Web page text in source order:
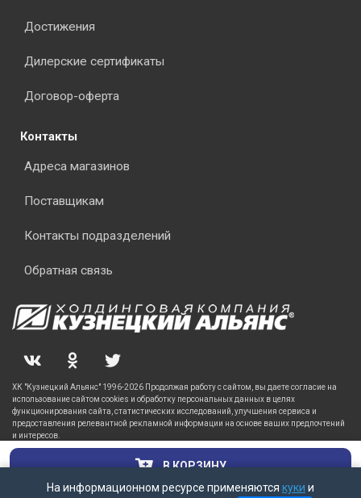
В КОРЗИНУ
На информационном ресурсе применяются куки и
Достижения
Дилерские сертификаты
Договор-оферта
Контакты
Адреса магазинов
Поставщикам
Контакты подразделений
Обратная связь
ХК "Кузнецкий Альянс" 1996-2026 Продолжая работу с сайтом, вы даете согласие на
использование сайтом cookies и обработку персональных данных в целях
функционирования сайта, статистических исследований, улучшения сервиса и
предоставления релевантной рекламной информации на основе ваших предпочтений
и интересов.